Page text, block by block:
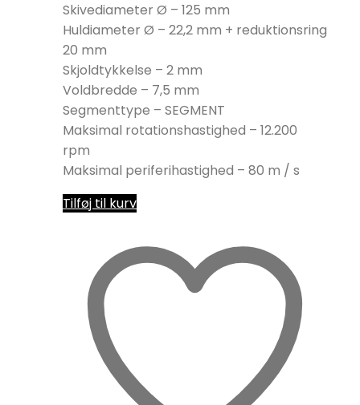
Skivediameter Ø – 125 mm
Huldiameter Ø – 22,2 mm + reduktionsring
20 mm
Skjoldtykkelse – 2 mm
Voldbredde – 7,5 mm
Segmenttype – SEGMENT
Maksimal rotationshastighed – 12.200
rpm
Maksimal periferihastighed – 80 m / s
Tilføj til kurv